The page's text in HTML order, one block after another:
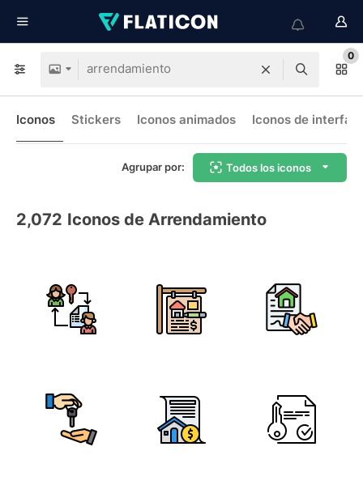
0
Iconos Stickers Iconos animados Iconos de interfaz
Agrupar por: Todos los iconos
2,072 Iconos de Arrendamiento